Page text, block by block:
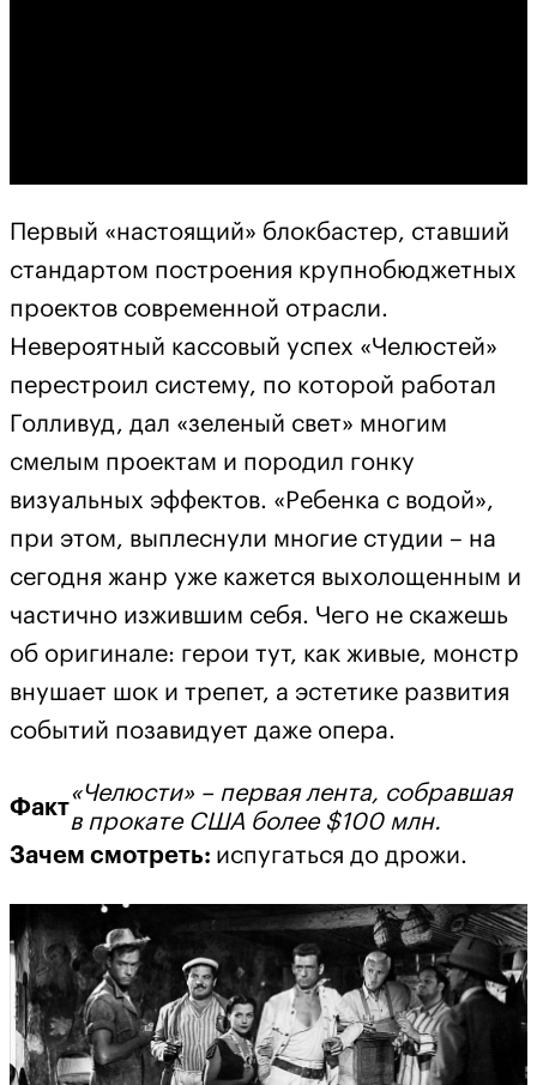
Первый «настоящий» блокбастер, ставший
стандартом построения крупнобюджетных
проектов современной отрасли.
Невероятный кассовый успех «Челюстей»
перестроил систему, по которой работал
Голливуд, дал «зеленый свет» многим
смелым проектам и породил гонку
визуальных эффектов. «Ребенка с водой»,
при этом, выплеснули многие студии – на
сегодня жанр уже кажется выхолощенным и
частично изжившим себя. Чего не скажешь
об оригинале: герои тут, как живые, монстр
внушает шок и трепет, а эстетике развития
событий позавидует даже опера.
Факт
«Челюсти» – первая лента, собравшая
в прокате США более $100 млн.
Зачем смотреть: испугаться до дрожи.